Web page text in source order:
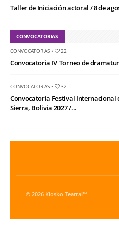
Taller de Iniciación actoral / 8 de
CONVOCATORIAS
CONVOCATORIAS• 22
Convocatoria IV Torneo de
CONVOCATORIAS• 32
Convocatoria Festival Internacional
Sierra, Bolivia 2027 /...
© 2026 Kiosko Teatral™